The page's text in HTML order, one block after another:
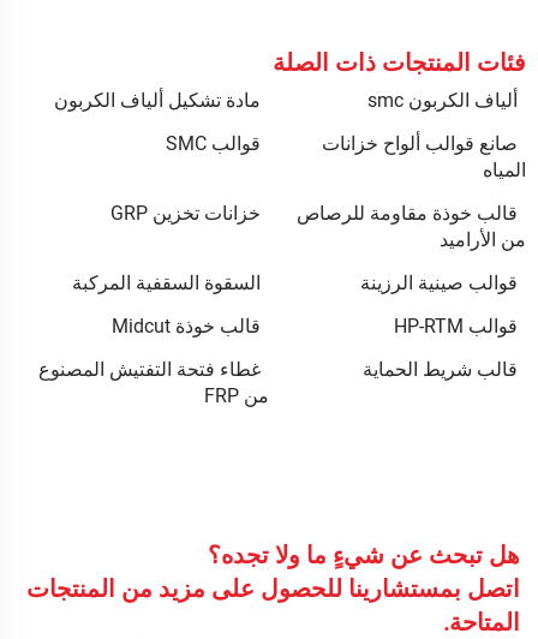
فئات المنتجات ذات الصلة
ألياف الكربون smc
مادة تشكيل ألياف الكربون
صانع قوالب ألواح خزانات
المياه
قوالب SMC
قالب خوذة مقاومة للرصاص
من الأراميد
خزانات تخزين GRP
قوالب صينية الرزينة
السقوة السقفية المركبة
قوالب HP-RTM
قالب خوذة Midcut
قالب شريط الحماية
غطاء فتحة التفتيش المصنوع
من FRP
هل تبحث عن شيءٍ ما ولا تجده؟
اتصل بمستشارينا للحصول على مزيد من المنتجات
المتاحة.